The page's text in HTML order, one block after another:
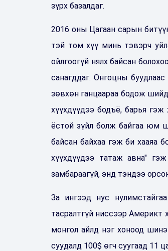
зүрх базалдаг.
2016 оны Цагаан сарын
тэй том хүү минь тэвэрч
ойлгоогүй нялх байсан
санагддаг. Онгоцны
зөвхөн ганцаараа бодож
хүүхдүүдээ бодъё, барья гэж
ёстой зүйл болж байгаа юм
байсан байхаа гэж би хааяа
хүүхдүүдээ татаж авна"
замбараагүй, энд тэндээ
За ингээд нус
тасралтгүй ниссээр Америкт
монгол айлд нэг хоноод
суудалд 100$ өгч суугаад 11